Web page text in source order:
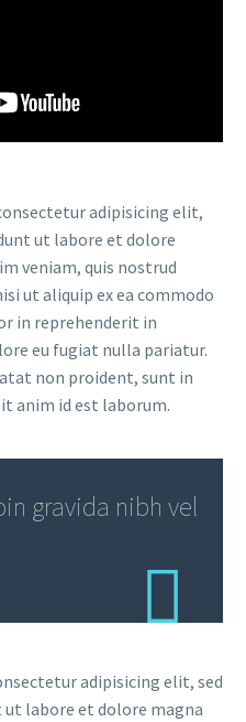
adipisicing elit,
ut labore et dolore
veniam, quis nostrud
ut aliquip ex ea commodo
in reprehenderit in
eu fugiat nulla pariatur.
non proident, sunt in
anim id est laborum.
gravida nibh vel
adipisicing elit, sed
labore et dolore magna